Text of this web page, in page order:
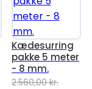
Kædesurring
pakke 5 meter
- 8 mm.
2.560,00kr.